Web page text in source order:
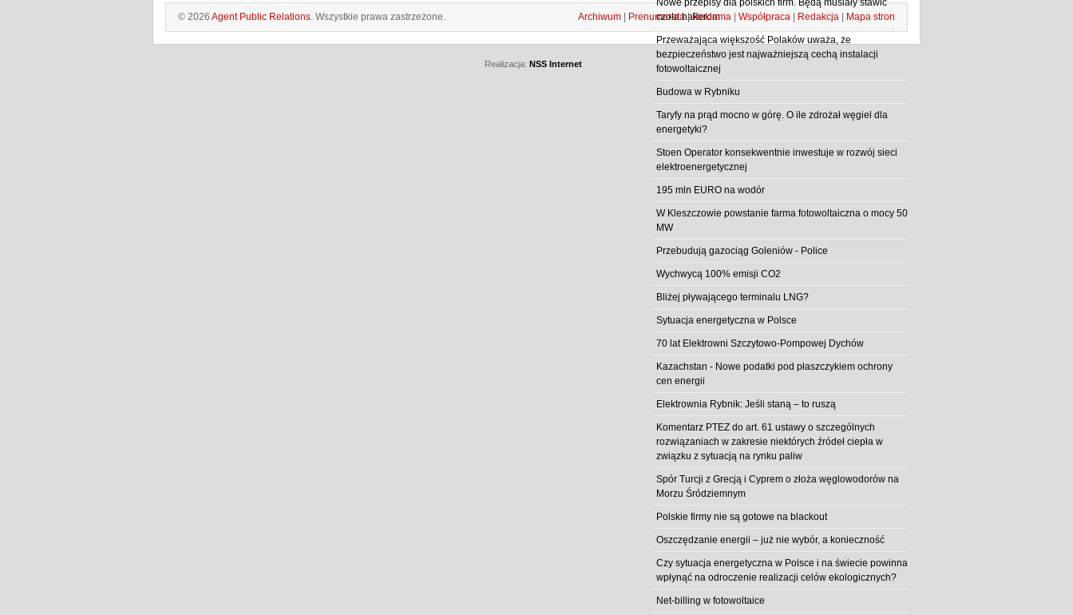
Nowe przepisy dla polskich firm. Będą musiały stawić
czoła hakerom
Przeważająca większość Polaków uważa, że
bezpieczeństwo jest najważniejszą cechą instalacji
fotowoltaicznej
Budowa w Rybniku
Taryfy na prąd mocno w górę. O ile zdrożał węgiel dla
energetyki?
Stoen Operator konsekwentnie inwestuje w rozwój sieci
elektroenergetycznej
195 mln EURO na wodór
W Kleszczowie powstanie farma fotowoltaiczna o mocy 50
MW
Przebudują gazociąg Goleniów - Police
Wychwycą 100% emisji CO2
Bliżej pływającego terminalu LNG?
Sytuacja energetyczna w Polsce
70 lat Elektrowni Szczytowo-Pompowej Dychów
Kazachstan - Nowe podatki pod płaszczykiem ochrony
cen energii
Elektrownia Rybnik: Jeśli staną – to ruszą
Komentarz PTEZ do art. 61 ustawy o szczególnych
rozwiązaniach w zakresie niektórych źródeł ciepła w
związku z sytuacją na rynku paliw
Spór Turcji z Grecją i Cyprem o złoża węglowodorów na
Morzu Śródziemnym
Polskie firmy nie są gotowe na blackout
Oszczędzanie energii – już nie wybór, a konieczność
Czy sytuacja energetyczna w Polsce i na świecie powinna
wpłynąć na odroczenie realizacji celów ekologicznych?
Net-billing w fotowoltaice
© 2026 Agent Public Relations. Wszystkie prawa zastrzeżone. Archiwum | Prenumerata|Reklama | Współpraca | Redakcja | Mapa stron
Realizacja: NSS Internet